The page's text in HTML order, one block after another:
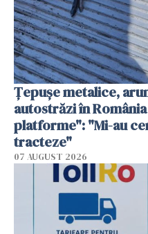
Țepușe metalice,
autostrăzi în
platforme": "Mi-au
tracteze"
07 AUGUST 2026